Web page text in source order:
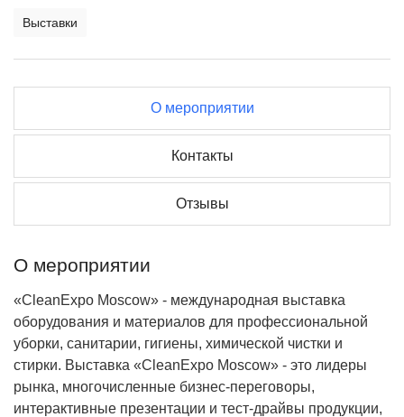
Выставки
О мероприятии
Контакты
Отзывы
О мероприятии
«CleanExpo Moscow» - международная выставка
оборудования и материалов для профессиональной
уборки, санитарии, гигиены, химической чистки и
стирки. Выставка «CleanExpo Moscow» - это лидеры
рынка, многочисленные бизнес-переговоры,
интерактивные презентации и тест-драйвы продукции,